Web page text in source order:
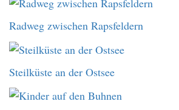
Radweg zwischen Rapsfeldern
Steilküste an der Ostsee